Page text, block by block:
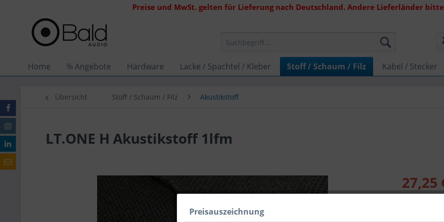
Preise und MwSt. gelten für Lieferung nach Deutschland. Andere Lieferländer
Home % Angebote Hardware Lacke / Spachtel / Kleber Stoff / Schaum / Filz Kabel / Stecker
Übersicht Stoff / Schaum / Filz Akustikstoff
LT.ONE H Akustikstoff 1lfm
27,25
Inhalt:1.5
Lieferzeit
Preisauszeichnung